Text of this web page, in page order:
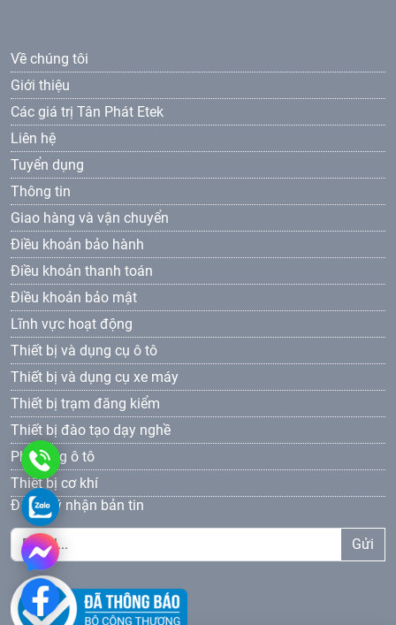
Về chúng tôi
Giới thiệu
Các giá trị Tân Phát Etek
Liên hệ
Tuyển dụng
Thông tin
Giao hàng và vận chuyển
Điều khoản bảo hành
Điều khoản thanh toán
Điều khoản bảo mật
Lĩnh vực hoạt động
Thiết bị và dụng cụ ô tô
Thiết bị và dụng cụ xe máy
Thiết bị trạm đăng kiểm
Thiết bị đào tạo dạy nghề
Phụ tùng ô tô
Thiết bị cơ khí
Đăng ký nhận bản tin
Gửi
0961
69
81
0961693381